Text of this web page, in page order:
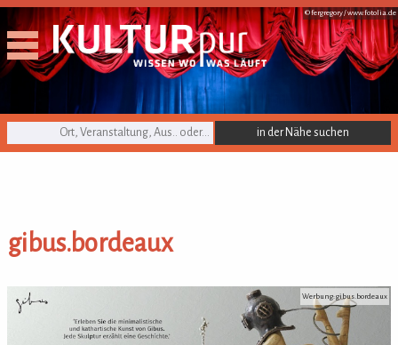
© fergregory /www.fotolia.de
KULTURpur Suche
gibus.bordeaux
gibus.bordeaux Werbung: gibus.bordeaux